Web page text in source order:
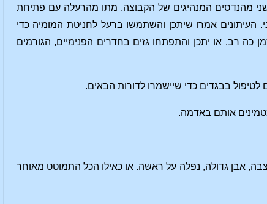
מהנדסים המנהיגים של הקבוצה, מתו מהרעלה עם פתיחת
אמרו שיתכן והשתמשו ברעל לחניטת המומיה כדי
כה רב. או יתכן והתפתחו גזים בחדרים הפנימיים, הגורמים
בבגדים כדי שיישמרו לדורות הבאים.
אותם באדמה.
והמצבה, אבן גדולה, נפלה על ראשה. או כאילו הכל התמוטט מאוחר